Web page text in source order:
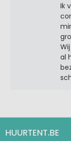
Ik
al
HUURTENT.BE